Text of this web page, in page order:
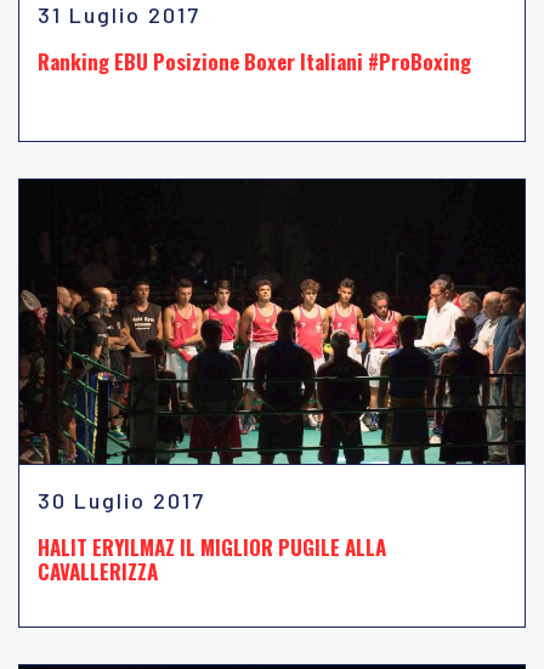
31 Luglio 2017
Ranking EBU Posizione Boxer Italiani #ProBoxing
30 Luglio 2017
HALIT ERYILMAZ IL MIGLIOR PUGILE ALLA
CAVALLERIZZA